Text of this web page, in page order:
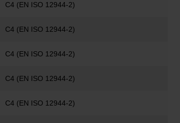
C4 (EN ISO 12944-2)
C4 (EN ISO 12944-2)
C4 (EN ISO 12944-2)
C4 (EN ISO 12944-2)
C4 (EN ISO 12944-2)